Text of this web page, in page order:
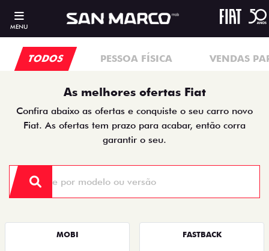
MENU
TODOS PESSOA FÍSICA VENDAS
As melhores ofertas Fiat
Confira abaixo as ofertas e conquiste o seu carro novo
Fiat. As ofertas tem prazo para acabar, então corra
garantir o seu.
MOBI FASTBACK